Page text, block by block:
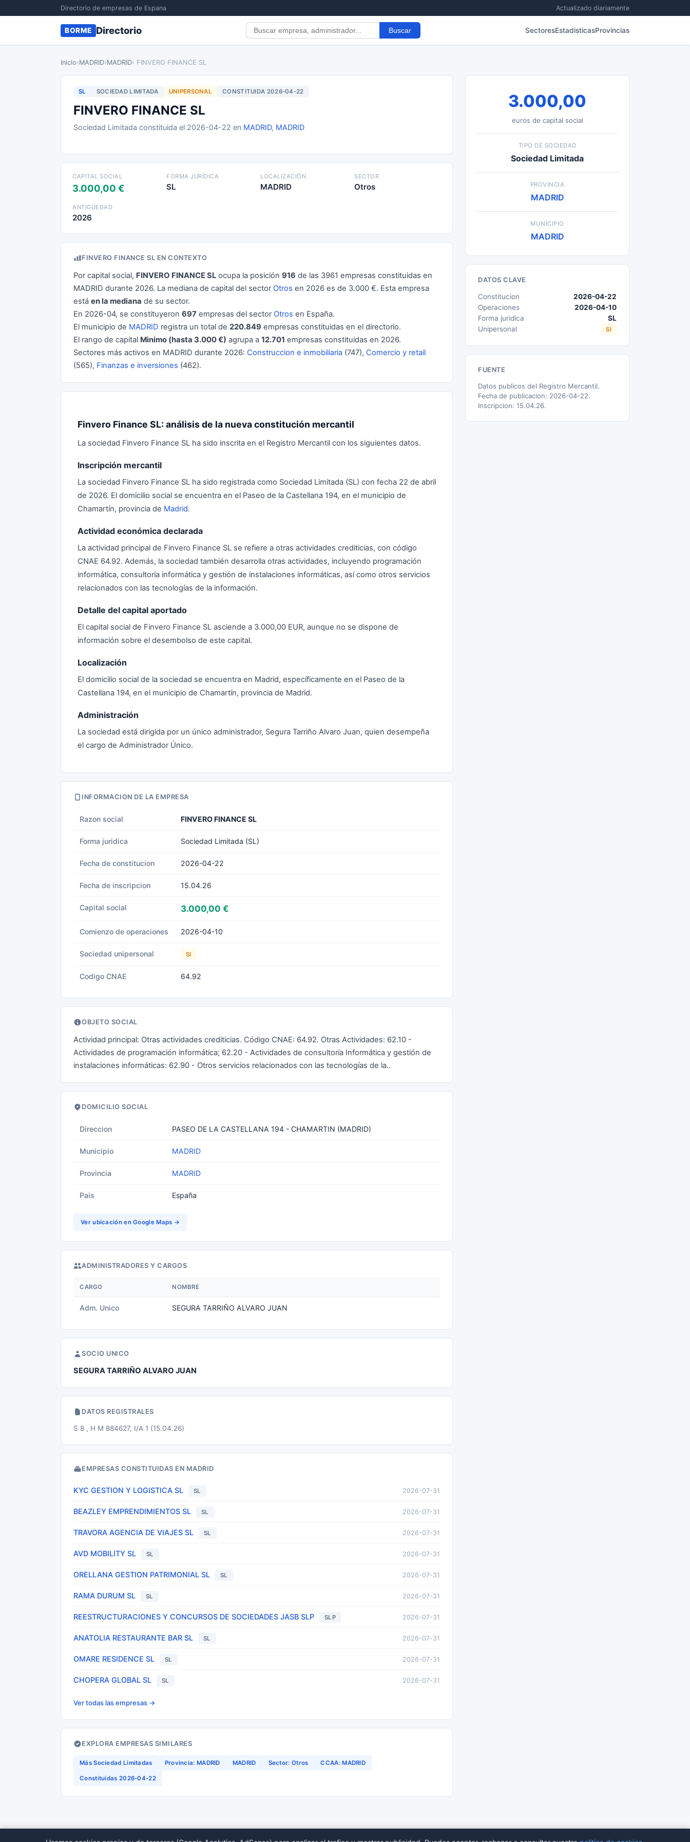
Directorio de empresas de Espana Actualizado diariamente
BORME Directorio Buscar SectoresEstadisticasProvincias
Inicio›MADRID›MADRID› FINVERO FINANCE SL
SL SOCIEDAD LIMITADA UNIPERSONAL CONSTITUIDA 2026-04-22
FINVERO FINANCE SL
Sociedad Limitada constituida el 2026-04-22 en MADRID, MADRID
CAPITAL SOCIAL
3.000,00 €
FORMA JURÍDICA
SL
LOCALIZACIÓN
MADRID
SECTOR
Otros
ANTIGÜEDAD
2026
FINVERO FINANCE SL EN CONTEXTO
Por capital social, FINVERO FINANCE SL ocupa la posición 916 de las 3961 empresas constituidas en
MADRID durante 2026. La mediana de capital del sector Otros en 2026 es de 3.000 €. Esta empresa
está en la mediana de su sector.
En 2026-04, se constituyeron 697 empresas del sector Otros en España.
El municipio de MADRID registra un total de 220.849 empresas constituidas en el directorio.
El rango de capital Minimo (hasta 3.000 €) agrupa a 12.701 empresas constituidas en 2026.
Sectores más activos en MADRID durante 2026: Construccion e inmobiliaria (747), Comercio y retail
(565), Finanzas e inversiones (462).
Finvero Finance SL: análisis de la nueva constitución mercantil
La sociedad Finvero Finance SL ha sido inscrita en el Registro Mercantil con los siguientes datos.
Inscripción mercantil
La sociedad Finvero Finance SL ha sido registrada como Sociedad Limitada (SL) con fecha 22 de abril
de 2026. El domicilio social se encuentra en el Paseo de la Castellana 194, en el municipio de
Chamartín, provincia de Madrid.
Actividad económica declarada
La actividad principal de Finvero Finance SL se refiere a otras actividades crediticias, con código
CNAE 64.92. Además, la sociedad también desarrolla otras actividades, incluyendo programación
informática, consultoría informática y gestión de instalaciones informáticas, así como otros servicios
relacionados con las tecnologías de la información.
Detalle del capital aportado
El capital social de Finvero Finance SL asciende a 3.000,00 EUR, aunque no se dispone de
información sobre el desembolso de este capital.
Localización
El domicilio social de la sociedad se encuentra en Madrid, específicamente en el Paseo de la
Castellana 194, en el municipio de Chamartín, provincia de Madrid.
Administración
La sociedad está dirigida por un único administrador, Segura Tarriño Alvaro Juan, quien desempeña
el cargo de Administrador Único.
INFORMACION DE LA EMPRESA
Razon social FINVERO FINANCE SL
Forma juridica Sociedad Limitada (SL)
Fecha de constitucion 2026-04-22
Fecha de inscripcion 15.04.26
Capital social 3.000,00 €
Comienzo de operaciones 2026-04-10
Sociedad unipersonal SI
Codigo CNAE 64.92
OBJETO SOCIAL
Actividad principal: Otras actividades crediticias. Código CNAE: 64.92. Otras Actividades: 62.10 -
Actividades de programación informática; 62.20 - Actividades de consultoría Informática y gestión de
instalaciones informáticas: 62.90 - Otros servicios relacionados con las tecnologías de la..
DOMICILIO SOCIAL
Direccion PASEO DE LA CASTELLANA 194 - CHAMARTIN (MADRID)
Municipio MADRID
Provincia MADRID
Pais España
Ver ubicación en Google Maps →
ADMINISTRADORES Y CARGOS
CARGO NOMBRE
Adm. Unico SEGURA TARRIÑO ALVARO JUAN
SOCIO UNICO
SEGURA TARRIÑO ALVARO JUAN
DATOS REGISTRALES
S 8 , H M 884627, I/A 1 (15.04.26)
EMPRESAS CONSTITUIDAS EN MADRID
KYC GESTION Y LOGISTICA SL SL 2026-07-31
BEAZLEY EMPRENDIMIENTOS SL SL 2026-07-31
TRAVORA AGENCIA DE VIAJES SL SL 2026-07-31
AVD MOBILITY SL SL 2026-07-31
ORELLANA GESTION PATRIMONIAL SL SL 2026-07-31
RAMA DURUM SL SL 2026-07-31
REESTRUCTURACIONES Y CONCURSOS DE SOCIEDADES JASB SLP SLP 2026-07-31
ANATOLIA RESTAURANTE BAR SL SL 2026-07-31
OMARE RESIDENCE SL SL 2026-07-31
CHOPERA GLOBAL SL SL 2026-07-31
Ver todas las empresas →
EXPLORA EMPRESAS SIMILARES
Más Sociedad Limitadas Provincia: MADRID MADRID Sector: Otros CCAA: MADRID
Constituidas 2026-04-22
3.000,00
euros de capital social
TIPO DE SOCIEDAD
Sociedad Limitada
PROVINCIA
MADRID
MUNICIPIO
MADRID
DATOS CLAVE
Constitucion
2026-04-22
Operaciones
2026-04-10
Forma juridica
SL
Unipersonal
SI
FUENTE
Datos publicos del Registro Mercantil.
Fecha de publicacion: 2026-04-22.
Inscripcion: 15.04.26.